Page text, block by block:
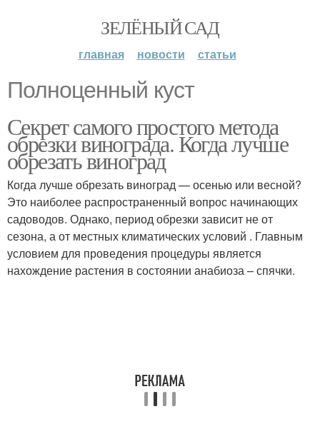
ЗЕЛЁНЫЙ САД
главная новости статьи
Полноценный куст
Секрет самого простого метода
обрезки винограда. Когда лучше
обрезать виноград
Когда лучше обрезать виноград — осенью или весной?
Это наиболее распространенный вопрос начинающих
садоводов. Однако, период обрезки зависит не от
сезона, а от местных климатических условий . Главным
условием для проведения процедуры является
нахождение растения в состоянии анабиоза – спячки.